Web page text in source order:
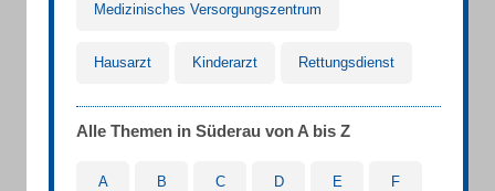
Medizinisches Versorgungszentrum
Hausarzt Kinderarzt Rettungsdienst
Alle Themen in Süderau von A bis Z
A B C D E F